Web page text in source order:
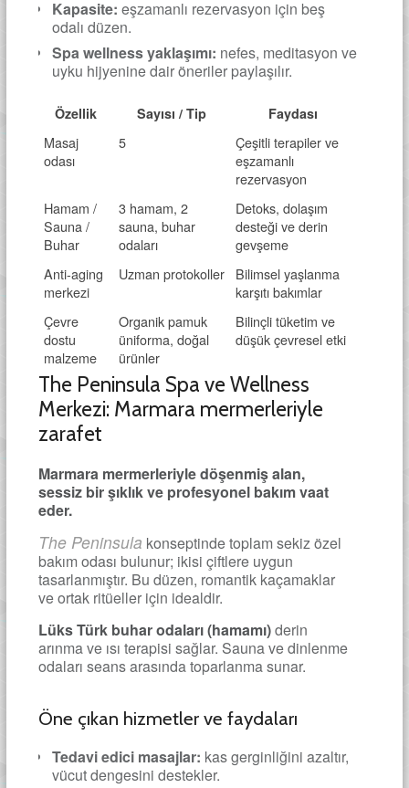
Kapasite: eşzamanlı rezervasyon için beş
odalı düzen.
Spa wellness yaklaşımı: nefes, meditasyon ve
uyku hijyenine dair öneriler paylaşılır.
Özellik Sayısı / Tip Faydası
Masaj
odası
5
Çeşitli terapiler ve
eşzamanlı
rezervasyon
Hamam /
Sauna /
Buhar
3 hamam, 2
sauna, buhar
odaları
Detoks, dolaşım
desteği ve derin
gevşeme
Anti-aging
merkezi
Uzman protokoller
Bilimsel yaşlanma
karşıtı bakımlar
Çevre
dostu
malzeme
Organik pamuk
üniforma, doğal
ürünler
Bilinçli tüketim ve
düşük çevresel etki
The Peninsula Spa ve Wellness
Merkezi: Marmara mermerleriyle
zarafet
Marmara mermerleriyle döşenmiş alan,
sessiz bir şıklık ve profesyonel bakım vaat
eder.
The Peninsula konseptinde toplam sekiz özel
bakım odası bulunur; ikisi çiftlere uygun
tasarlanmıştır. Bu düzen, romantik kaçamaklar
ve ortak ritüeller için idealdir.
Lüks Türk buhar odaları (hamamı)derin
arınma ve ısı terapisi sağlar. Sauna ve dinlenme
odaları seans arasında toparlanma sunar.
Öne çıkan hizmetler ve faydaları
Tedavi edici masajlar: kas gerginliğini azaltır,
vücut dengesini destekler.